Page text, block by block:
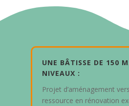
UNE BÂTISSE DE 150
NIVEAUX :
Projet d’aménagement
ressource en rénovation